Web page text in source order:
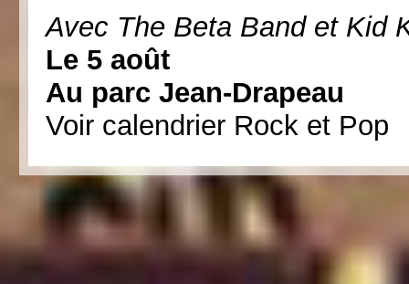
Avec The Beta Band et Kid
Le 5 août
Au parc Jean-Drapeau
Voir calendrier Rock et Pop